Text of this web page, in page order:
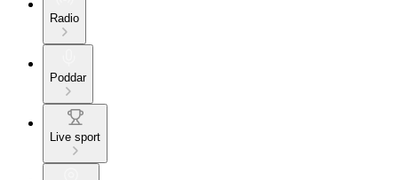
Radio
Poddar
Live sport